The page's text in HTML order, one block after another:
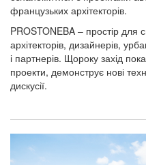
французьких архітекторів.
PROSTONEBA – простір для
архітекторів, дизайнерів,
і партнерів. Щороку захід
проекти, демонструє нові
дискусії.